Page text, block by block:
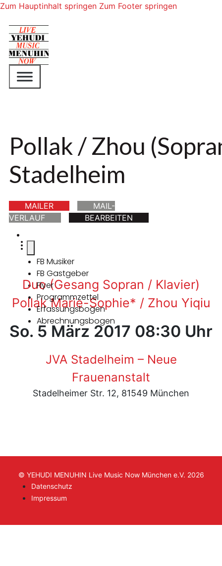
Zum Hauptinhalt springen Zum Footer springen
Pollak / Zhou
Stadelheim
MAILER
MAIL-
VERLAUF
BEARBEITEN
FB Musiker
FB Gastgeber
Flyer
Programmzettel
Erfassungsbogen
Abrechnungsbogen
Duo (Gesang Sopran / Klavier)
Pollak Marie-Sophie* / Zhou Yiqiu
So. 5 März 2017 08:30 Uhr
JVA Stadelheim – Neue
Frauenanstalt
Stadelheimer Str. 12, 81549 München
© YEHUDI MENUHIN Live Music Now München e.V. 2026
Datenschutz
Impressum